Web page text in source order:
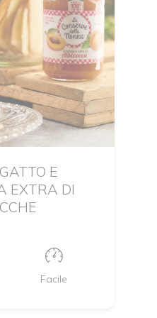
E
EXTRA DI
Facile